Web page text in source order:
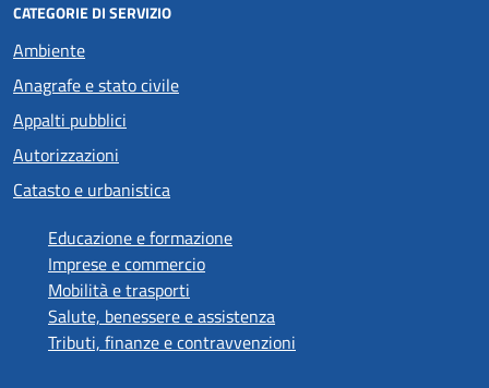
CATEGORIE DI SERVIZIO
Ambiente
Anagrafe e stato civile
Appalti pubblici
Autorizzazioni
Catasto e urbanistica
Educazione e formazione
Imprese e commercio
Mobilità e trasporti
Salute, benessere e assistenza
Tributi, finanze e contravvenzioni